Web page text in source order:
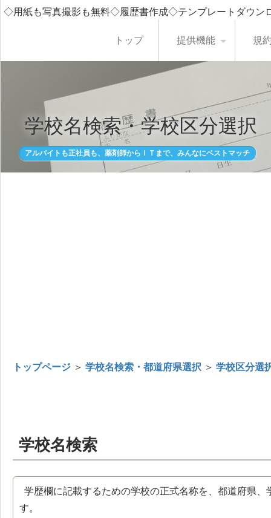
◇用紙も写真撮影も無料◇履歴書作成◇テンプレートダウ
トップ 提供機能 規
学校名検索・学校区分選択
アルバイトも正社員も、薬剤師からＩＴまで、みんなにベストマッチ
トップページ ＞ 学校名検索・都道府県選択 ＞ 学校区分選
学校名検索
学歴欄に記載するための学校の正式名称を、都道府県
す。